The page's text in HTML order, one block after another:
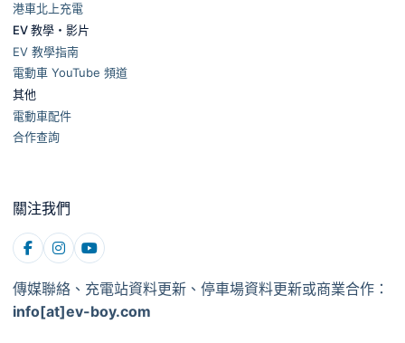
港車北上充電
EV 教學・影片
EV 教學指南
電動車 YouTube 頻道
其他
電動車配件
合作查詢
關注我們
傳媒聯絡、充電站資料更新、停車場資料更新或商業合作：
info[at]ev-boy.com